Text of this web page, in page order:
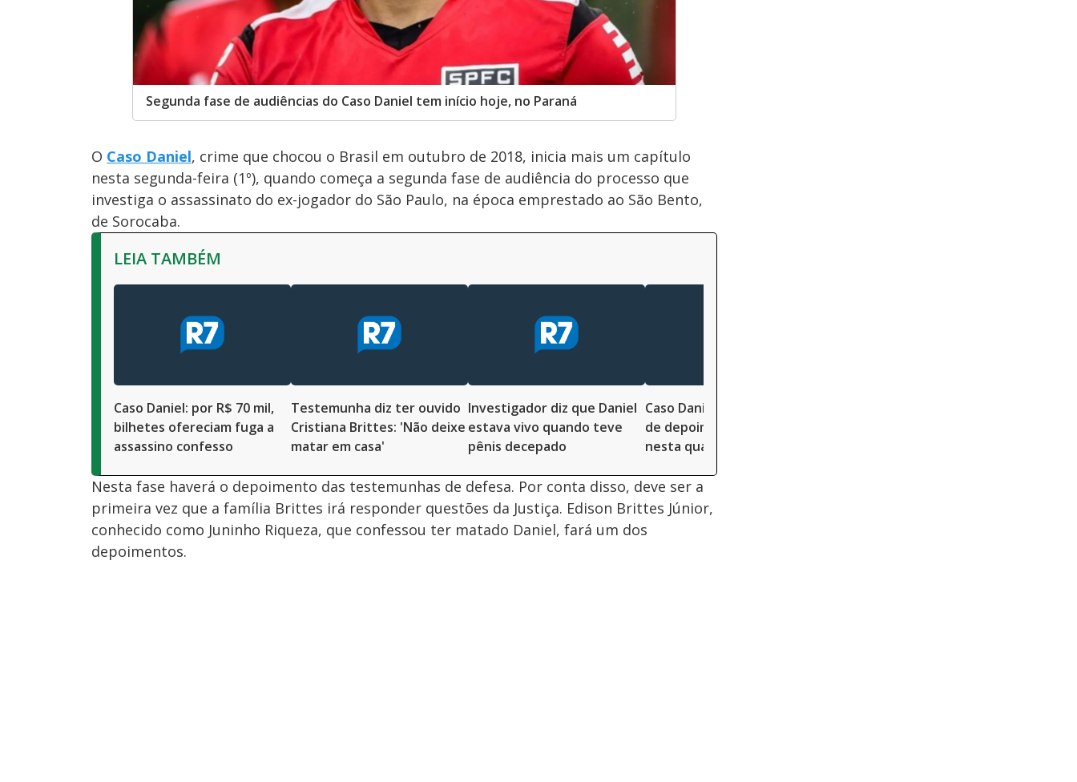
Segunda fase de audiências do Caso Daniel tem início hoje, no Paraná
O Caso Daniel, crime que chocou o Brasil em outubro de 2018, inicia mais um capítulo
nesta segunda-feira (1º), quando começa a segunda fase de audiência do processo que
investiga o assassinato do ex-jogador do São Paulo, na época emprestado ao São Bento,
de Sorocaba.
LEIA TAMBÉM
Caso Daniel: por R$ 70 mil,
bilhetes ofereciam fuga a
assassino confesso
Testemunha diz ter ouvido
Cristiana Brittes: 'Não deixe
matar em casa'
Investigador diz que Daniel
estava vivo quando teve
pênis decepado
Caso Daniel: primeira fase
de depoimentos termina
nesta quarta
Nesta fase haverá o depoimento das testemunhas de defesa. Por conta disso, deve ser a
primeira vez que a família Brittes irá responder questões da Justiça. Edison Brittes Júnior,
conhecido como Juninho Riqueza, que confessou ter matado Daniel, fará um dos
depoimentos.